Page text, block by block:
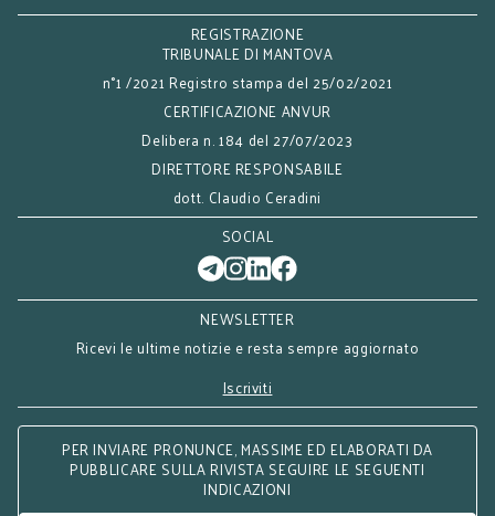
REGISTRAZIONE
TRIBUNALE DI MANTOVA
n°1 /2021 Registro stampa del 25/02/2021
CERTIFICAZIONE ANVUR
Delibera n. 184 del 27/07/2023
DIRETTORE RESPONSABILE
dott. Claudio Ceradini
SOCIAL
NEWSLETTER
Ricevi le ultime notizie e resta sempre aggiornato
Iscriviti
PER INVIARE PRONUNCE, MASSIME ED ELABORATI DA
PUBBLICARE SULLA RIVISTA SEGUIRE LE SEGUENTI
INDICAZIONI